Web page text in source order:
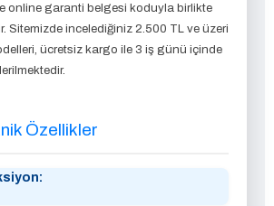
online garanti belgesi koduyla birlikte
Sitemizde incelediğiniz 2.500 TL ve üzeri
ücretsiz kargo ile 3 iş günü içinde
Özellikler